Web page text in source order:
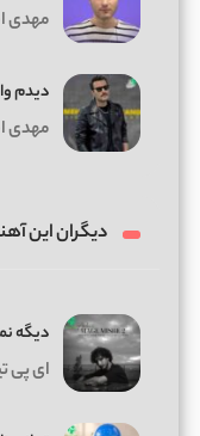
مهدی
دیدم
مهدی
دیگران این
دیگه
ای پی